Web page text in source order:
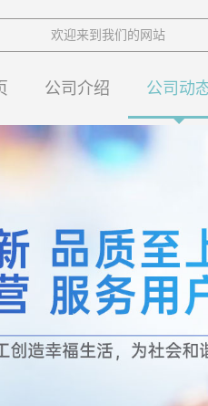
欢迎来到我们的网站
公司介绍 公司动